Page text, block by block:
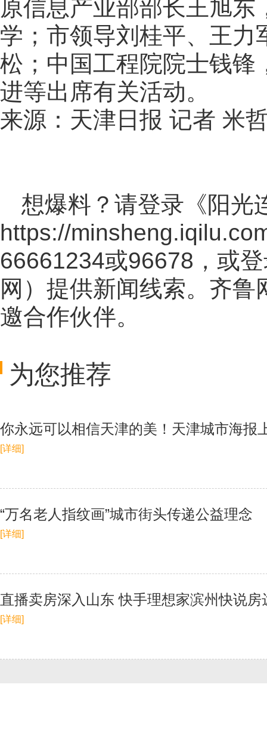
原信息产业部部长王旭
学；市领导刘桂平、王力
松；中国工程院院士钱锋
进等出席有关活动。
来源：天津日报 记者 米
想爆料？请登录《阳光
https://
66661234或96678，或
网 ）提供新闻线索。齐鲁
邀合作伙伴。
为您推荐
你永远可以相信天津的美！天津城市海报
[详细]
“万名老人指纹画”城市街头传递公益理念
[详细]
直播卖房深入山东 快手理想家滨州快说
[详细]